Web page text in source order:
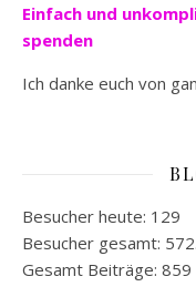
Einfach und
spenden
Ich danke euch von
Besucher heute: 129
Besucher gesamt:
Gesamt Beiträge: 859